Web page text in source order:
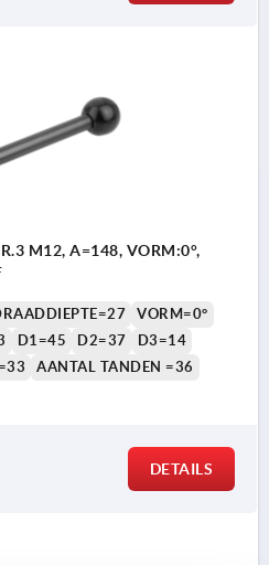
M12, A=148, VORM:0°,
VORM=0°
D1=45 D2=37
D3=14
AANTAL TANDEN =36
DETAILS